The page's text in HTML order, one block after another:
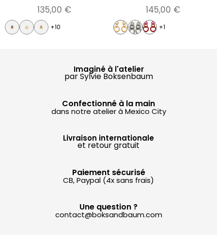
135,00 €
+10
145,00 €
+1
Imaginé à l'atelier
par Sylvie Boksenbaum
Confectionné à la main
dans notre atelier à Mexico City
Une question ?
contact@boksandbaum.com
Livraison internationale
et retour gratuit
Paiement sécurisé
CB, Paypal (4x sans frais)